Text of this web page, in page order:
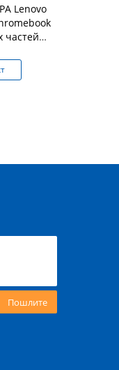
Lenovo
частей
Пошлите